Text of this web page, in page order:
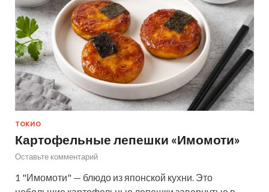
ТОКИО
Картофельные лепешки «Имомоти»
Оставьте комментарий
1 "Имомоти" — блюдо из японской кухни. Это